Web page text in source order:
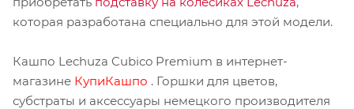
которая разработана специально для этой модели.
Кашпо Lechuza Cubico Premium в интернет-
магазине КупиКашпо . Горшки для цветов,
субстраты и аксессуары немецкого производителя